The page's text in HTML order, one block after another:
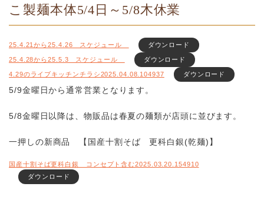
こ製麺本体5/4日～5/8木休業
25.4.21から25.4.26 スケジュール ダウンロード
25.4.28から25.5.3 スケジュール ダウンロード
4.29のライブキッチンチラシ2025.04.08.104937 ダウンロード
5/9金曜日から通常営業となります。
5/8金曜日以降は、物販品は春夏の麺類が店頭に並びます。
一押しの新商品 【国産十割そば 更科白銀(乾麺)】
国産十割そば更科白銀 コンセプト含む2025.03.20.154910
ダウンロード